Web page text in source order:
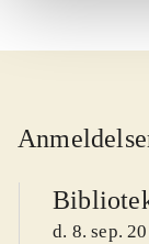
d. 8. sep.